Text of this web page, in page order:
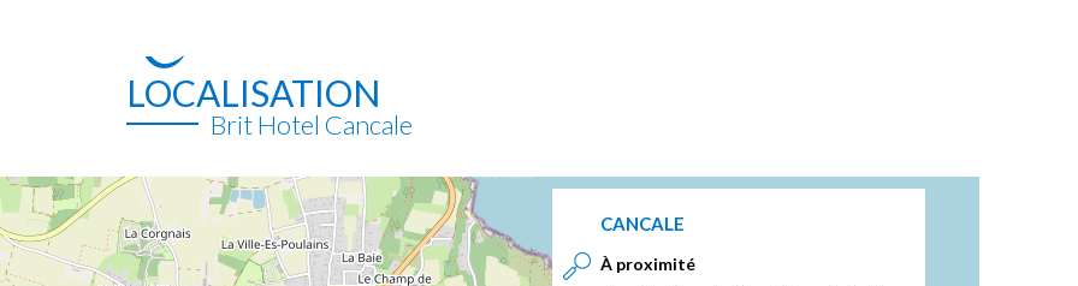
LOCALISATION
Brit Hotel Cancale
CANCALE
À proximité